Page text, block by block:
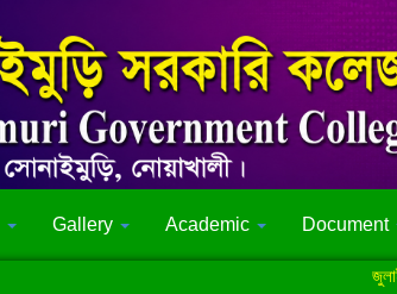
Gallery Academic Document
জুলাই